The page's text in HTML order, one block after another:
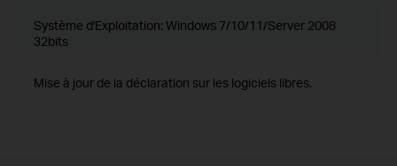
Système d'Exploitation: Windows 7/10/11/Server 2008
32bits
Mise à jour de la déclaration sur les logiciels libres.